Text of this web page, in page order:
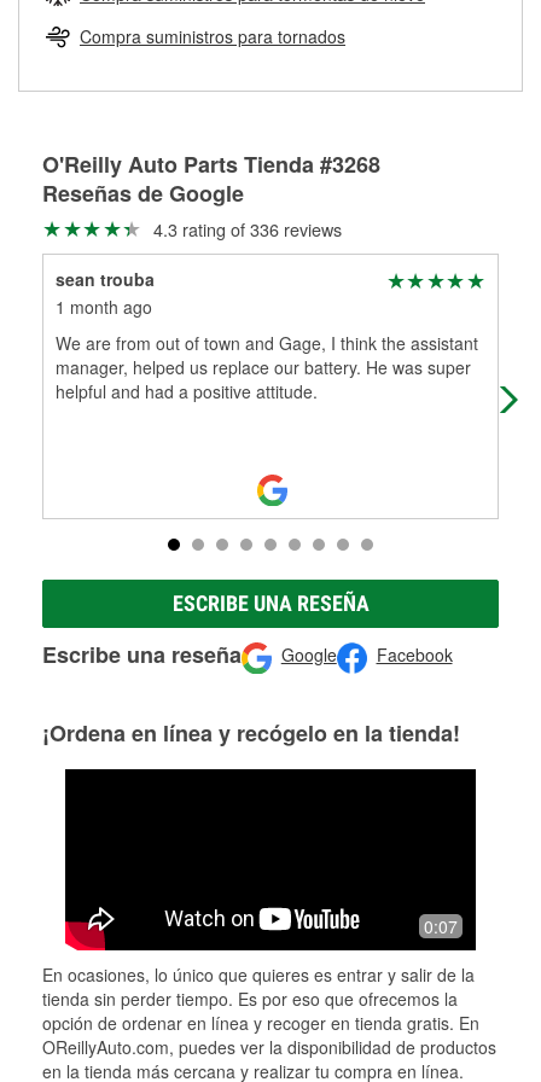
Herramientas de O'Reilly
pueden ser reutilizados, podemos ayudarte a encontrar las
partes de reemplazo correctas para tu reparación.
Rectificación de tambores y discos de freno
Compra suministros para tornados
O'Reilly Auto Parts Tienda #3268
Reseñas de Google
4.3 rating of 336 reviews
sean trouba
1 month ago
We are from out of town and Gage, I think the assistant
manager, helped us replace our battery. He was super
helpful and had a positive attitude.
AT
ESCRIBE UNA RESEÑA
Escribe una reseña Google Facebook
¡Ordena en línea y recógelo en la tienda!
0:07
En ocasiones, lo único que quieres es entrar y salir de la
tienda sin perder tiempo. Es por eso que ofrecemos la
opción de ordenar en línea y recoger en tienda gratis. En
OReillyAuto.com, puedes ver la disponibilidad de productos
en la tienda más cercana y realizar tu compra en línea.